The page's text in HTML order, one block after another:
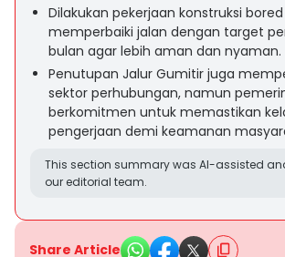
Dilakukan pekerjaan konstruksi
memperbaiki jalan dengan target
bulan agar lebih aman dan nyaman.
Penutupan Jalur Gumitir juga
sektor perhubungan, namun
berkomitmen untuk memastikan
pengerjaan demi keamanan
This section summary was AI-assisted
our editorial team.
Share Article